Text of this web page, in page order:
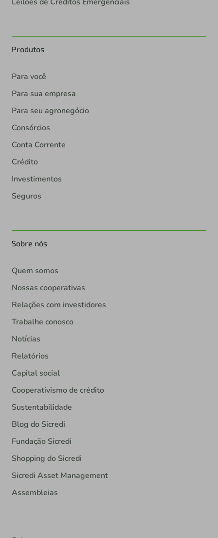
Produtos
Para você
Para sua empresa
Para seu agronegócio
Consórcios
Conta Corrente
Crédito
Investimentos
Seguros
Sobre nós
Quem somos
Nossas cooperativas
Relações com investidores
Trabalhe conosco
Notícias
Relatórios
Capital social
Cooperativismo de crédito
Sustentabilidade
Blog do Sicredi
Fundação Sicredi
Shopping do Sicredi
Sicredi Asset Management
Assembleias